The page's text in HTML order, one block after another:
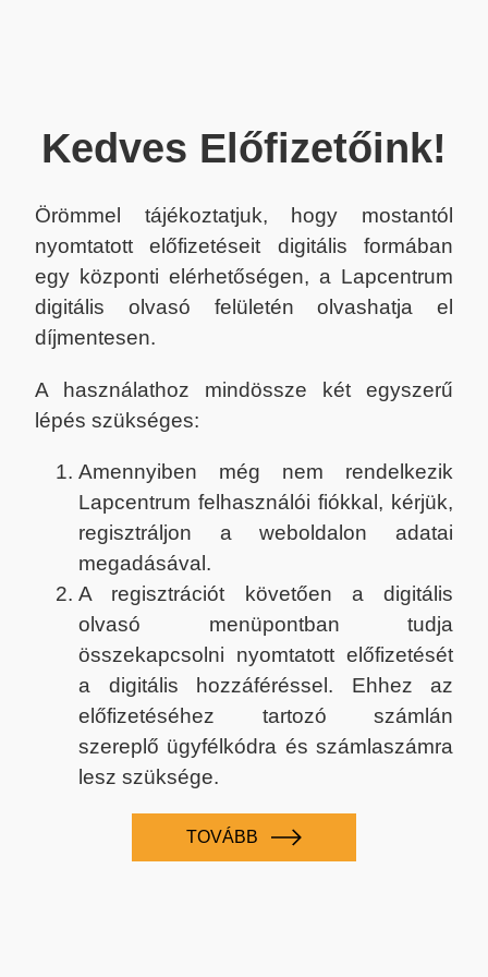
Kedves Előfizetőink!
Örömmel tájékoztatjuk, hogy mostantól
nyomtatott előfizetéseit digitális formában
egy központi elérhetőségen, a Lapcentrum
digitális olvasó felületén olvashatja el
díjmentesen.
A használathoz mindössze két egyszerű
lépés szükséges:
Amennyiben még nem rendelkezik
Lapcentrum felhasználói fiókkal, kérjük,
regisztráljon a weboldalon adatai
megadásával.
A regisztrációt követően a digitális
olvasó menüpontban tudja
összekapcsolni nyomtatott előfizetését
a digitális hozzáféréssel. Ehhez az
előfizetéséhez tartozó számlán
szereplő ügyfélkódra és számlaszámra
lesz szüksége.
TOVÁBB